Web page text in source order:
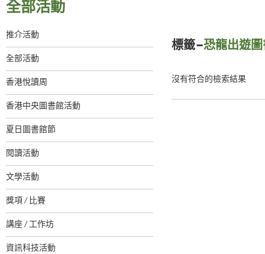
全部活動
推介活動
全部活動
香港悅讀周
香港中央圖書館活動
夏日圖書館節
閱讀活動
文學活動
獎項 / 比賽
講座 / 工作坊
資訊科技活動
標籤–恐龍出遊圖
沒有符合的檢索結果